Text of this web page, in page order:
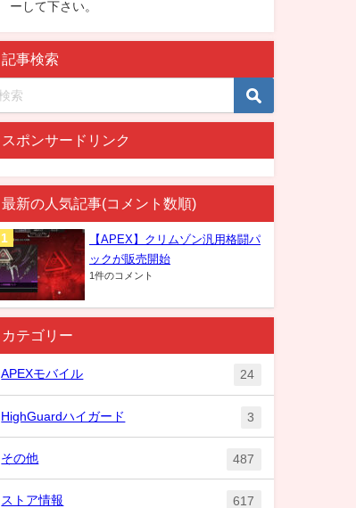
ーして下さい。
記事検索
スポンサードリンク
最新の人気記事(コメント数順)
【APEX】クリムゾン汎用格闘パ
ックが販売開始
1件のコメント
カテゴリー
APEXモバイル 24
HighGuardハイガード 3
その他 487
ストア情報 617